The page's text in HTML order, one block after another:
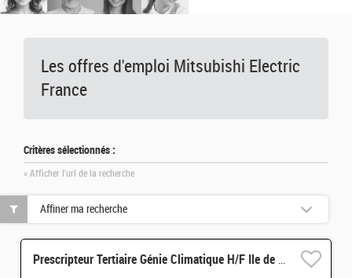
Les offres d'emploi Mitsubishi Electric
France
Critères sélectionnés :
» Afficher l'url de la recherche
Prescripteur Tertiaire Génie Climatique H/F Ile de France
Affiner ma recherche